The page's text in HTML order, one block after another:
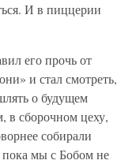
И в пиццерии
его прочь от
и стал смотреть,
о будущем
в сборочном цеху,
собирали
мы с Бобом не